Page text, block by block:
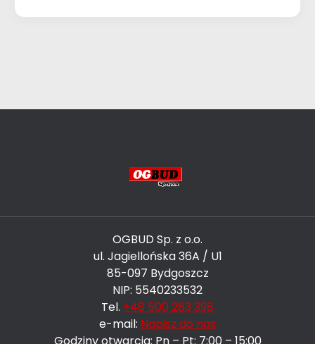
OGBUD Sp. z o.o.
ul. Jagiellońska 36A / U1
85-097 Bydgoszcz
NIP: 5540233532
Tel. +48 500 283 398
e-mail: Napisz do nas
Godziny otwarcia: Pn – Pt: 7:00 – 15:00